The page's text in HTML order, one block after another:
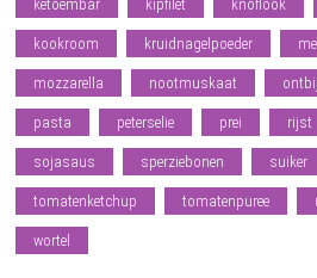
ketoembar kipfilet knoflook
kookroom kruidnagelpoeder
mozzarella nootmuskaat
pasta peterselie prei rijst
sojasaus sperziebonen suiker
tomatenketchup tomatenpuree
wortel